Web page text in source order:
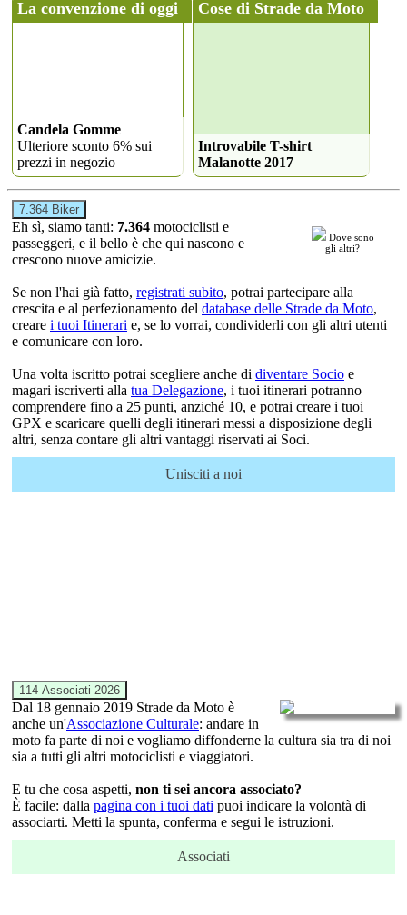
La convenzione di oggi
Candela Gomme
Ulteriore sconto 6% sui
prezzi in negozio
Cose di Strade da Moto
Introvabile T-shirt
Malanotte 2017
7.364 Biker
Dove sono
gli altri?
Eh sì, siamo tanti: 7.364 motociclisti e
passeggeri, e il bello è che qui nascono e
crescono nuove amicizie.
Se non l'hai già fatto, registrati subito, potrai partecipare alla
crescita e al perfezionamento del database delle Strade da Moto,
creare i tuoi Itinerari e, se lo vorrai, condividerli con gli altri utenti
e comunicare con loro.
Una volta iscritto potrai scegliere anche di diventare Socio e
magari iscriverti alla tua Delegazione, i tuoi itinerari potranno
comprendere fino a 25 punti, anziché 10, e potrai creare i tuoi
GPX e scaricare quelli degli itinerari messi a disposizione degli
altri, senza contare gli altri vantaggi riservati ai Soci.
Unisciti a noi
114 Associati 2026
Dal 18 gennaio 2019 Strade da Moto è
anche un'Associazione Culturale: andare in
moto fa parte di noi e vogliamo diffonderne la cultura sia tra di noi
sia a tutti gli altri motociclisti e viaggiatori.
E tu che cosa aspetti, non ti sei ancora associato?
È facile: dalla pagina con i tuoi dati puoi indicare la volontà di
associarti. Metti la spunta, conferma e segui le istruzioni.
Associati